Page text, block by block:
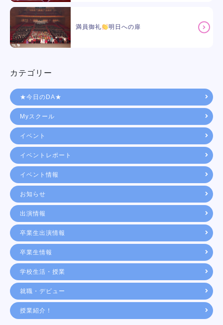
満員御礼 明日への扉
カテゴリー
★今日のDA★
Myスクール
イベント
イベントレポート
イベント情報
お知らせ
出演情報
卒業生出演情報
卒業生情報
学校生活・授業
就職・デビュー
授業紹介！